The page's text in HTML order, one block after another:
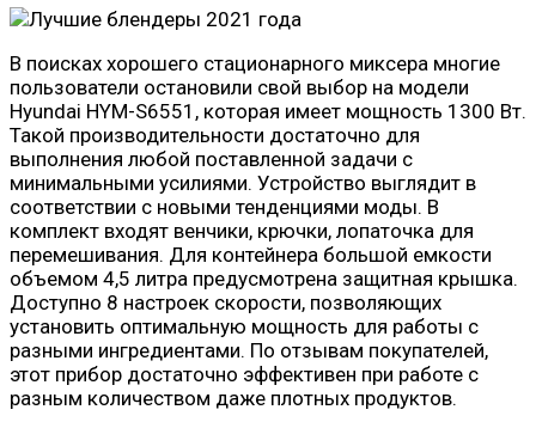
В поисках хорошего стационарного миксера многие
пользователи остановили свой выбор на модели
Hyundai HYM-S6551, которая имеет мощность 1300 Вт.
Такой производительности достаточно для
выполнения любой поставленной задачи с
минимальными усилиями. Устройство выглядит в
соответствии с новыми тенденциями моды. В
комплект входят венчики, крючки, лопаточка для
перемешивания. Для контейнера большой емкости
объемом 4,5 литра предусмотрена защитная крышка.
Доступно 8 настроек скорости, позволяющих
установить оптимальную мощность для работы с
разными ингредиентами. По отзывам покупателей,
этот прибор достаточно эффективен при работе с
разным количеством даже плотных продуктов.